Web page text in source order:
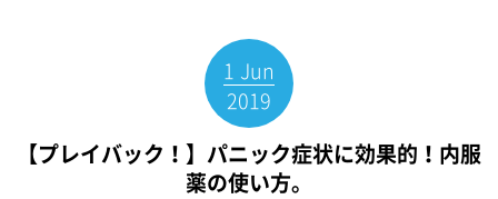
1 Jun
2019
【プレイバック！】パニック症状に効果的！内服
薬の使い方。